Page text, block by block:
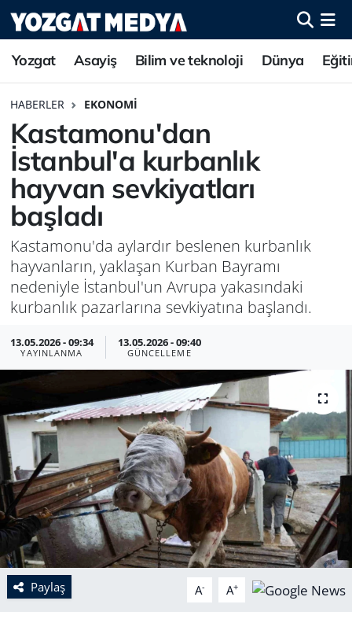
Yozgat Asayiş Bilim ve teknoloji Dünya
HABERLER EKONOMI
Kastamonu'dan
İstanbul'a kurbanlık
hayvan sevkiyatları
başladı
Kastamonu'da aylardır beslenen kurbanlık
hayvanların, yaklaşan Kurban Bayramı
nedeniyle İstanbul'un Avrupa yakasındaki
kurbanlık pazarlarına sevkiyatına başlandı.
13.05.2026 - 09:34
YAYINLANMA
13.05.2026 - 09:40
GÜNCELLEME
Paylaş A- A+